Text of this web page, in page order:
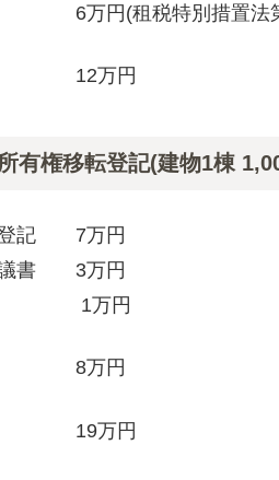
6万円(租税特別措置法第
万円
有権移転登記(建物1棟
登記 7万円
議書 3万円
1万円
税 8万円
万円